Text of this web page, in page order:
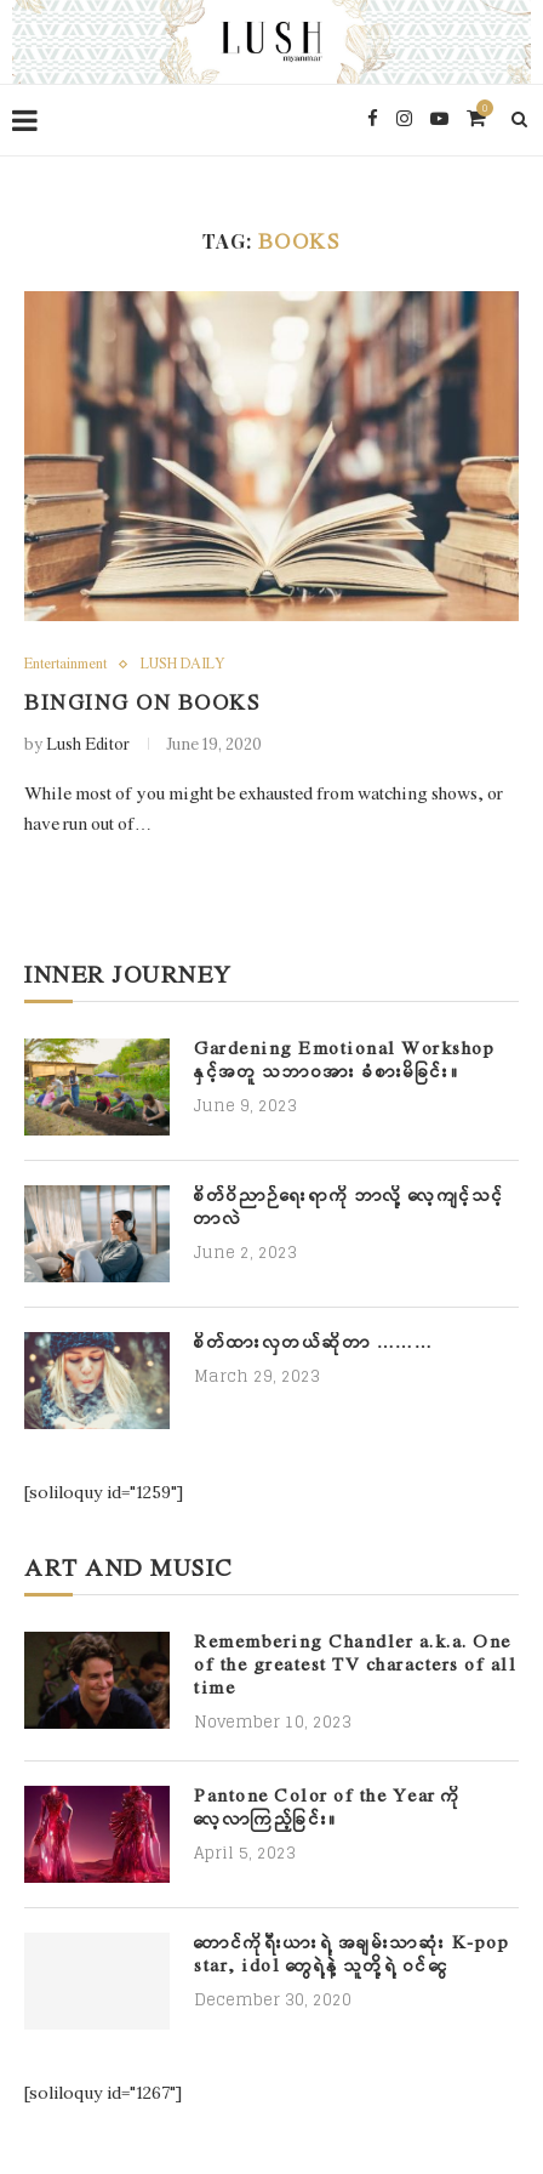
0
TAG: BOOKS
Entertainment LUSH DAILY
BINGING ON BOOKS
byLush Editor June 19, 2020
While most of you might be exhausted from watching shows, or
have run out of…
INNER JOURNEY
Gardening Emotional Workshop
နှင့်အတူ သဘာဝအား ခံစားမိခြင်း။
June 9, 2023
စိတ်ဝိညာဉ်ရေးရာကို ဘာလို့ လေ့ကျင့်သင့်
တာလဲ
June 2, 2023
စိတ်ထားလှတယ်ဆိုတာ ………
March 29, 2023
[soliloquy id="1259"]
ART AND MUSIC
Remembering Chandler a.k.a. One
of the greatest TV characters of all
time
November 10, 2023
Pantone Color of the Year ကို
လေ့လာကြည့်ခြင်း။
April 5, 2023
တောင်ကိုရီးယားရဲ့ အချမ်းသာဆုံး K-pop
star, idol တွေရဲ့နဲ့ သူတို့ရဲ့ ဝင်ငွေ
December 30, 2020
[soliloquy id="1267"]